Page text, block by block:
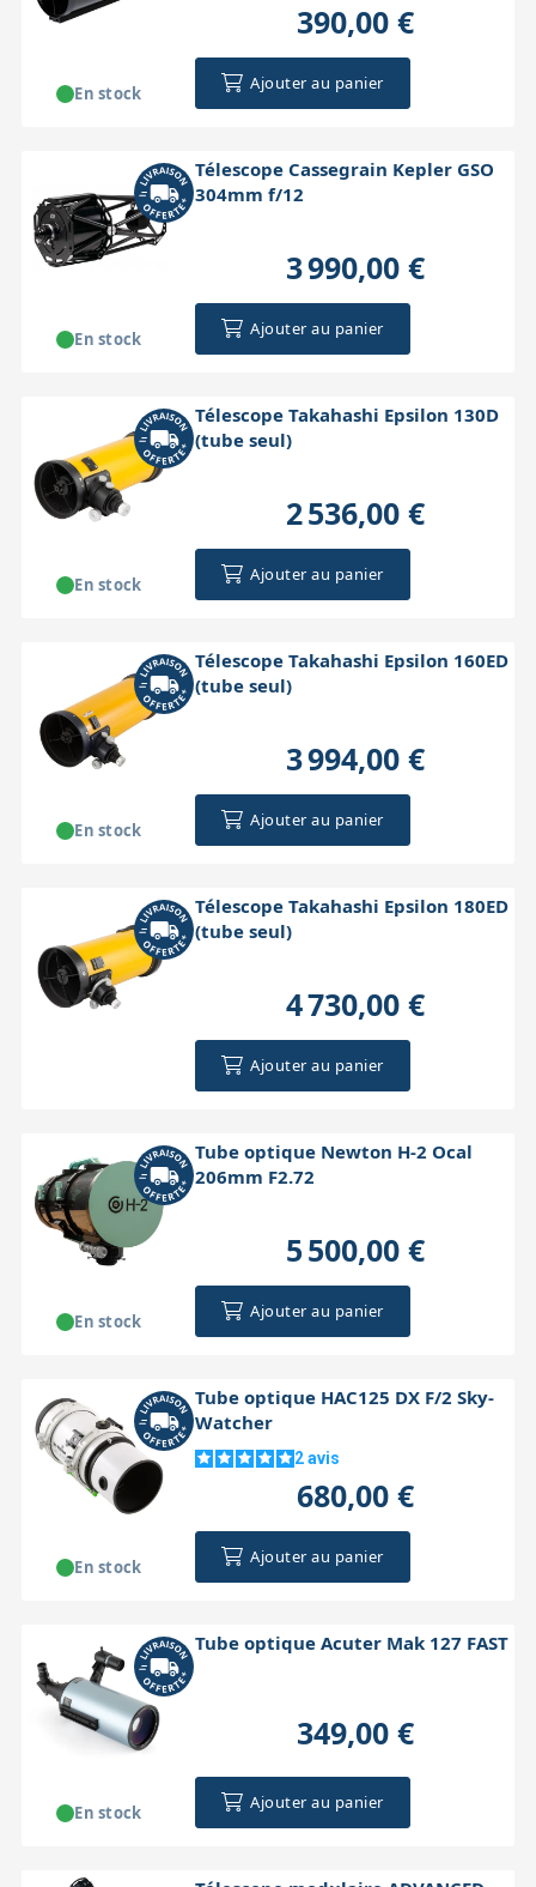
390,00 €
Ajouter au panier
En stock
Télescope Cassegrain Kepler GSO
304mm f/12
3 990,00 €
Ajouter au panier
En stock
Télescope Takahashi Epsilon 130D
(tube seul)
2 536,00 €
Ajouter au panier
En stock
Télescope Takahashi Epsilon 160ED
(tube seul)
3 994,00 €
Ajouter au panier
En stock
Télescope Takahashi Epsilon 180ED
(tube seul)
4 730,00 €
Ajouter au panier
Tube optique Newton H-2 Ocal
206mm F2.72
5 500,00 €
Ajouter au panier
En stock
Tube optique HAC125 DX F/2 Sky-
Watcher
2avis
680,00 €
Ajouter au panier
En stock
Tube optique Acuter Mak 127 FAST
349,00 €
Ajouter au panier
En stock